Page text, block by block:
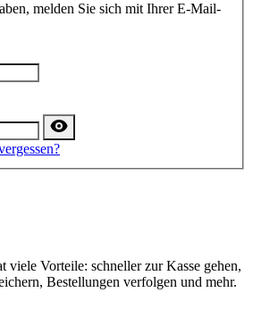
melden Sie sich mit Ihrer E-Mail-
viele Vorteile: schneller zur Kasse gehen,
Bestellungen verfolgen und mehr.